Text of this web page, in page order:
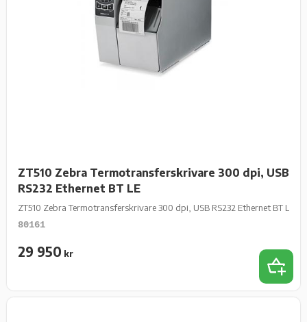
ZT510 Zebra Termotransferskrivare 300 dpi, USB
RS232 Ethernet BT LE
ZT510 Zebra Termotransferskrivare 300 dpi, USB RS232 Ethernet BT LE
80161
29 950 kr
Add